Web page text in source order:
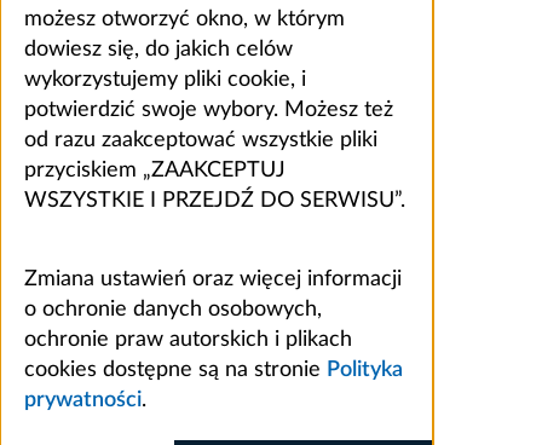
możesz otworzyć okno, w którym
dowiesz się, do jakich celów
wykorzystujemy pliki cookie, i
potwierdzić swoje wybory. Możesz też
od razu zaakceptować wszystkie pliki
przyciskiem „ZAAKCEPTUJ
WSZYSTKIE I PRZEJDŹ DO SERWISU”.
Zmiana ustawień oraz więcej informacji
o ochronie danych osobowych,
ochronie praw autorskich i plikach
cookies dostępne są na stronie Polityka
prywatności.